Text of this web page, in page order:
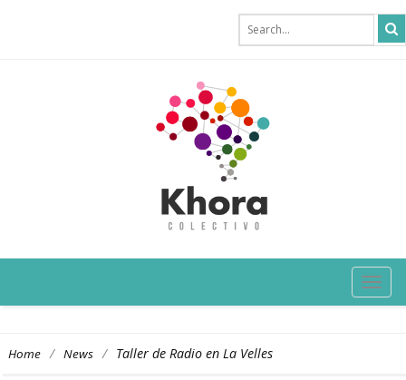
Home / News / Taller de Radio en La Velles